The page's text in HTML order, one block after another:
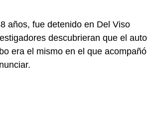
años, fue detenido en Del Viso
descubrieran que el auto
era el mismo en el que acompañó